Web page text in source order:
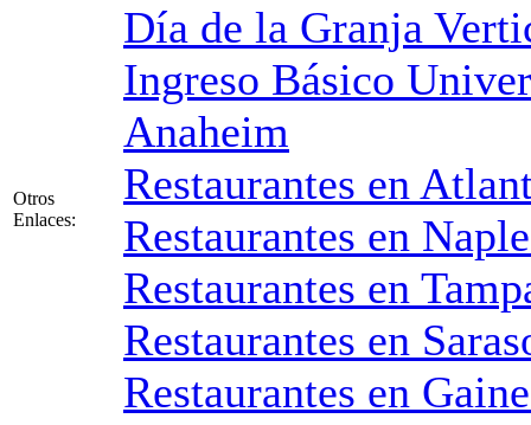
Otros
Enlaces:
Día de la Granja
Ingreso Básico
Anaheim
Restaurantes en
Restaurantes en
Restaurantes en
Restaurantes en
Restaurantes en